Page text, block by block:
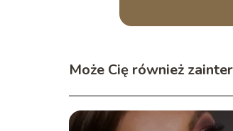
Może Cię również